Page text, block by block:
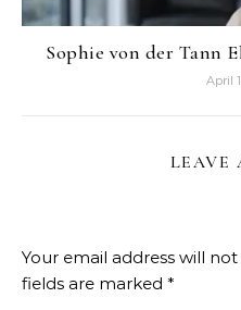
Sophie von der Tann
April
LEAVE
Your email address will
fields are marked *